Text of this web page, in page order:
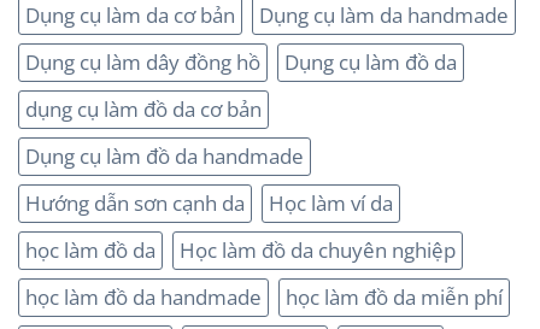
Dụng cụ làm da cơ bản
Dụng cụ làm da handmade
Dụng cụ làm dây đồng hồ
Dụng cụ làm đồ da
dụng cụ làm đồ da cơ bản
Dụng cụ làm đồ da handmade
Hướng dẫn sơn cạnh da
Học làm ví da
học làm đồ da
Học làm đồ da chuyên nghiệp
học làm đồ da handmade
học làm đồ da miễn phí